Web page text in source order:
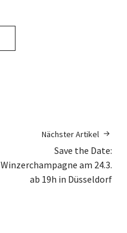
Nächster Artikel
Save the Date:
Winzerchampagne am 24.3.
ab 19h in Düsseldorf